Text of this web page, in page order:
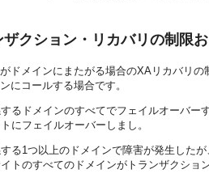
クション・リカバリの制限
ドメインにまたがる場合のXAリカバリ
にコールする場合です。
るドメインのすべてでフェイルオーバ
にフェイルオーバーしまし。
る1つ以上のドメインで障害が発生した
トのすべてのドメインがトランザクショ